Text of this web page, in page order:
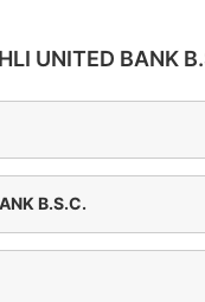
UNITED BANK
B.S.C.